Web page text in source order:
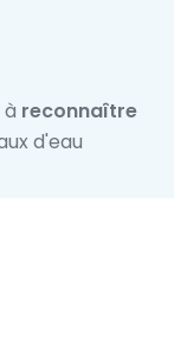
reconnaître
d'eau